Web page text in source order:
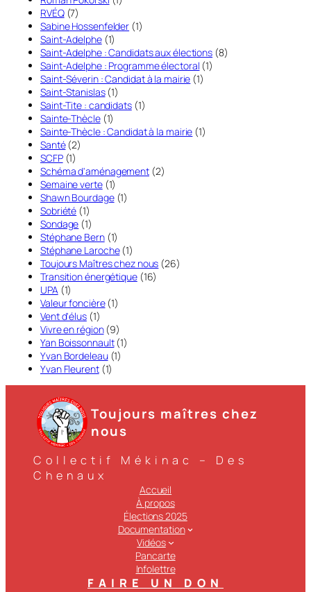
RVÉQ(7)
Sabine Hossenfelder (1)
Saint-Adelphe(1)
Saint-Adelphe : Candidats aux élections (8)
Saint-Adelphe : Programme électoral (1)
Saint-Séverin : Candidat à la mairie (1)
Saint-Stanislas(1)
Saint-Tite : candidats(1)
Sainte-Thècle(1)
Sainte-Thècle : Candidat à la mairie (1)
Santé(2)
SCFP(1)
Schéma d'aménagement (2)
Semaine verte(1)
Shawn Bourdage(1)
Sobriété (1)
Sondage (1)
Stéphane Bern(1)
Stéphane Laroche(1)
Toujours Maîtres chez nous (26)
Transition énergétique(16)
UPA(1)
Valeur foncière(1)
Vent d'élus(1)
Vivre en région(9)
Yan Boissonnault(1)
Yvan Bordeleau(1)
Yvan Fleurent(1)
Toujours maîtres chez
nous
Collectif Mékinac – Des
Chenaux
Accueil
À propos
Élections 2025
Documentation
Vidéos
Pancarte
Infolettre
FAIRE UN DON